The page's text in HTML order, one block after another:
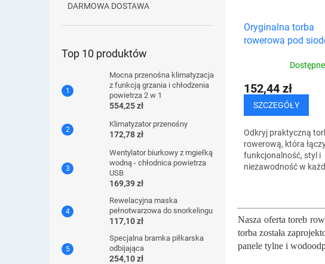
DARMOWA DOSTAWA
Top 10 produktów
Mocna przenośna klimatyzacja
z funkcją grzania i chłodzenia
powietrza 2 w 1
554,25 zł
Klimatyzator przenośny
172,78 zł
Wentylator biurkowy z mgiełką
wodną - chłodnica powietrza
USB
169,39 zł
Rewelacyjna maska ​​
pełnotwarzowa do snorkelingu
117,10 zł
Specjalna bramka piłkarska
odbijająca
254,10 zł
Oryginalna torba
rowerowa pod
Dostępne
152,44 zł
SZCZEGÓŁY
Odkryj praktyczną
rowerową, która
funkcjonalność, styl i
niezawodność w
Nasza oferta toreb
torba została
panele tylne i